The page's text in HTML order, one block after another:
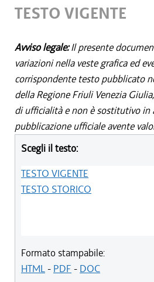
TESTO VIGENTE
Avviso legale:Il presente
variazioni nella veste grafica ed
corrispondente testo pubblicato
della Regione Friuli Venezia
di ufficialità e non è sostitutivo in
pubblicazione ufficiale avente
Scegli il testo:
TESTO VIGENTE
TESTO STORICO
Formato stampabile:
HTML- PDF - DOC